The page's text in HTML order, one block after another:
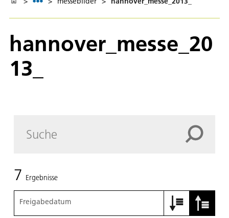
hannover_messe_20
13_
7 Ergebnisse
Freigabedatum